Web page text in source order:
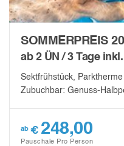
SOMMERPREIS
ab 2 ÜN / 3 Tage inkl.
Sektfrühstück,
Zubuchbar: Genuss-
ab € 248,00
Pauschale Pro Person